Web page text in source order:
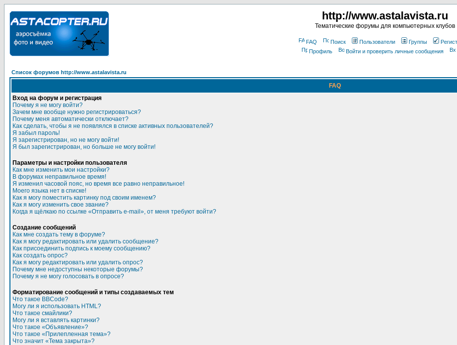
http://www.astalavista.ru
Тематические форумы для компьютерных клубов
FAQ Поиск Пользователи Группы
Профиль
Войти и проверить личные сообщения
Список форумов http://www.astalavista.ru
FAQ
Вход на форум и регистрация
Почему я не могу войти?
Зачем мне вообще нужно регистрироваться?
Почему меня автоматически отключает?
Как сделать, чтобы я не появлялся в списке активных пользователей?
Я забыл пароль!
Я зарегистрирован, но не могу войти!
Я был зарегистрирован, но больше не могу войти!
Параметры и настройки пользователя
Как мне изменить мои настройки?
В форумах неправильное время!
Я изменил часовой пояс, но время все равно неправильное!
Моего языка нет в списке!
Как я могу поместить картинку под своим именем?
Как я могу изменить свое звание?
Когда я щёлкаю по ссылке «Отправить e-mail», от меня требуют войти?
Создание сообщений
Как мне создать тему в форуме?
Как я могу редактировать или удалить сообщение?
Как присоединить подпись к моему сообщению?
Как создать опрос?
Как я могу редактировать или удалить опрос?
Почему мне недоступны некоторые форумы?
Почему я не могу голосовать в опросе?
Форматирование сообщений и типы создаваемых тем
Что такое BBCode?
Могу ли я использовать HTML?
Что такое смайлики?
Могу ли я вставлять картинки?
Что такое «Объявление»?
Что такое «Прилепленная тема»?
Что значит «Тема закрыта»?